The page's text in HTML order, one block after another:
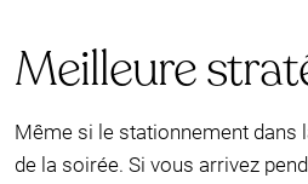
Meilleure
Même si le stationnement dans
de la soirée. Si vous arrivez